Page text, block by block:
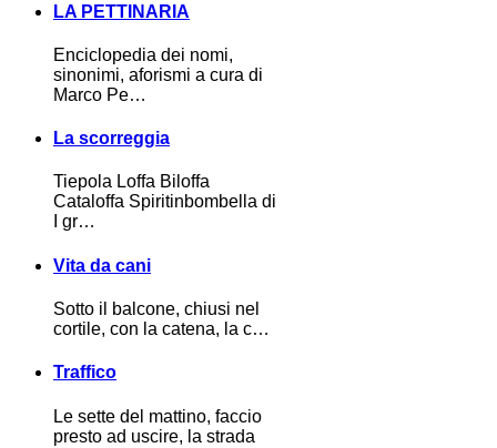
LA PETTINARIA
Enciclopedia dei nomi,
sinonimi, aforismi a cura di
Marco Pe…
La scorreggia
Tiepola Loffa Biloffa
Cataloffa Spiritinbombella di
I gr…
Vita da cani
Sotto il balcone, chiusi nel
cortile, con la catena, la c…
Traffico
Le sette del mattino, faccio
presto ad uscire, la strada